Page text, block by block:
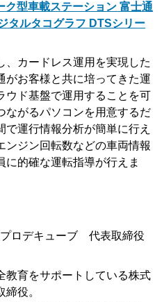
ク型車載ステーション 富士通
タルタコグラフ DTSシリー
、カードレス運用を実現した
がお客様と共に培ってきた運
ウド基盤で運用することを可
ながるパソコンを用意するだ
運行情報分析が簡単に行え
ンジン回転数などの車両情報
に的確な運転指導が行えま
ロデキューブ 代表取締役
教育をサポートしている株式
役。